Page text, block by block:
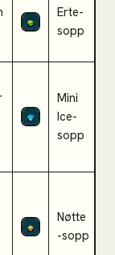
Erte-
sopp
Mini
Ice-
sopp
Nøtte
-sopp